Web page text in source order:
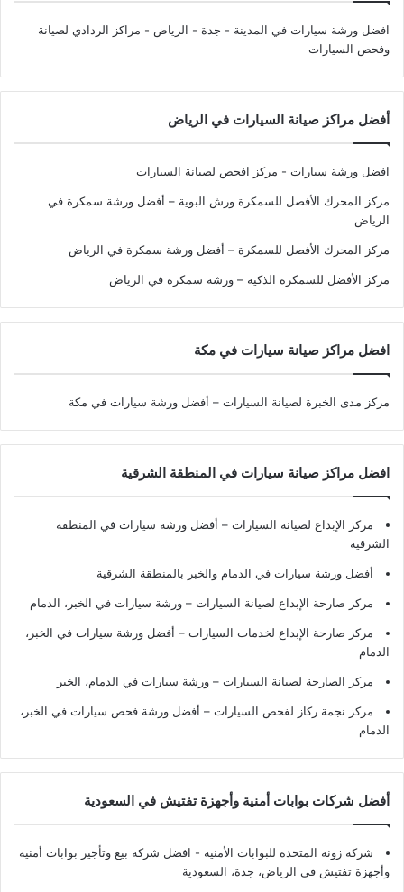
افضل ورشة سيارات في المدينة - جدة - الرياض - مراكز الردادي لصيانة
وفحص السيارات
أفضل مراكز صيانة السيارات في الرياض
افضل ورشة سيارات - مركز افحص لصيانة السيارات
مركز المحرك الأفضل للسمكرة ورش البوية – أفضل ورشة سمكرة في
الرياض
مركز المحرك الأفضل للسمكرة – أفضل ورشة سمكرة في الرياض
مركز الأفضل للسمكرة الذكية – ورشة سمكرة في الرياض
افضل مراكز صيانة سيارات في مكة
مركز مدى الخبرة لصيانة السيارات – أفضل ورشة سيارات في مكة
افضل مراكز صيانة سيارات في المنطقة الشرقية
مركز الإبداع لصيانة السيارات – أفضل ورشة سيارات في المنطقة
الشرقية
أفضل ورشة سيارات في الدمام والخبر بالمنطقة الشرقية
مركز صارحة الإبداع لصيانة السيارات – ورشة سيارات في الخبر، الدمام
مركز صارحة الإبداع لخدمات السيارات – أفضل ورشة سيارات في الخبر،
الدمام
مركز الصارحة لصيانة السيارات – ورشة سيارات في الدمام، الخبر
مركز نجمة ركاز لفحص السيارات – أفضل ورشة فحص سيارات في الخبر،
الدمام
أفضل شركات بوابات أمنية وأجهزة تفتيش في السعودية
شركة زونة المتحدة للبوابات الأمنية - افضل شركة بيع وتأجير بوابات أمنية
وأجهزة تفتيش في الرياض، جدة، السعودية